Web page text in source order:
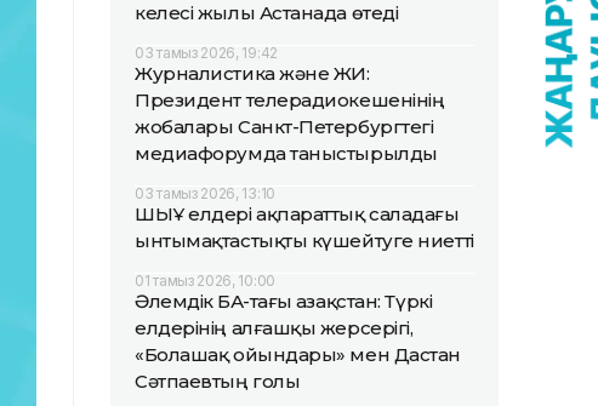
келесі жылы Астанада өтеді
03 тамыз 2026, 19:42
Журналистика және ЖИ:
Президент телерадиокешенінің
жобалары Санкт-Петербургтегі
медиафорумда таныстырылды
03 тамыз 2026, 13:10
ШЫҰ елдері ақпараттық саладағы
ынтымақтастықты күшейтуге ниетті
01 тамыз 2026, 10:00
Әлемдік БАҚ-тағы Қазақстан: Түркі
елдерінің алғашқы жерсерігі,
«Болашақ ойындары» мен Дастан
Сәтпаевтың голы